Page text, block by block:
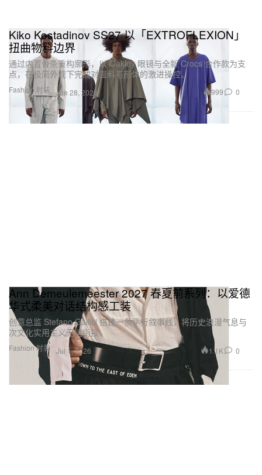
Fashion 时装
Kiko Kostadinov SS27 以「EXTROFLEXION」
扭曲物料边界
通过内置骨条重构廓形，以 Oakley 眼镜与全新 Crocs 合作款为支
点，在极简外观下完成对面料与形体的激进操控。
Jun 28, 2026 999 0
Fashion 时装
Ann Demeulemeester 2027 春夏前系列：以爱德
华式柔美对话结构感工装
创意总监 Stefano Gallici 搭建一条平行叙事线，将历史浪漫气息与
次文化实用主义无缝衔接。
Jul 1, 2026 1.1K 0